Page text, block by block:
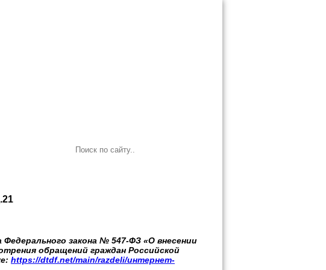
закона № 547-ФЗ «О внесении
обращений граждан Российской
https://dtdf.net/main/razdeli/интернет-